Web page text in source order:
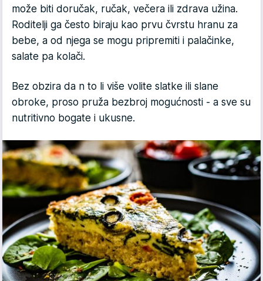
može biti doručak, ručak, večera ili zdrava užina.
Roditelji ga često biraju kao prvu čvrstu hranu za
bebe, a od njega se mogu pripremiti i palačinke,
salate pa kolači.
Bez obzira da n to li više volite slatke ili slane
obroke, proso pruža bezbroj mogućnosti - a sve su
nutritivno bogate i ukusne.